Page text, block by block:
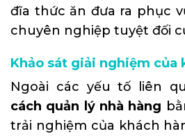
đĩa thức ăn đưa ra phục
chuyên nghiệp tuyệt đối
Khảo sát giải nghiệm của
Ngoài các yếu tố liên
cách quản lý nhà hàng
trải nghiệm của khách